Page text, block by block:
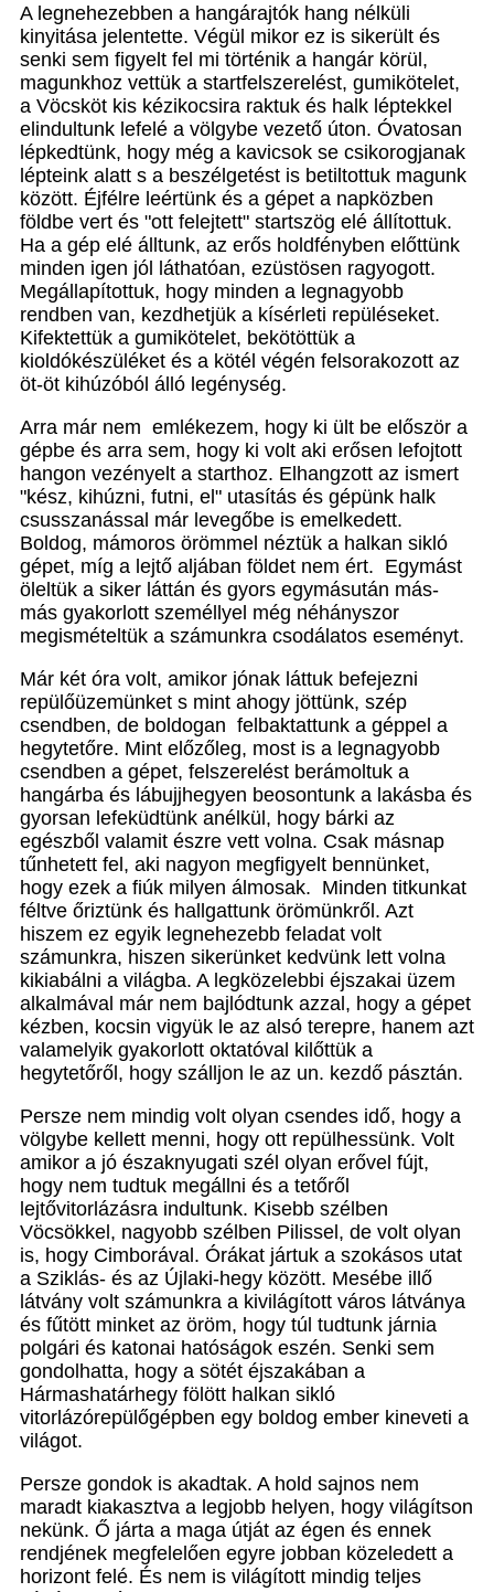
A legnehezebben a hangárajtók hang nélküli
kinyitása jelentette. Végül mikor ez is sikerült és
senki sem figyelt fel mi történik a hangár körül,
magunkhoz vettük a startfelszerelést, gumikötelet,
a Vöcsköt kis kézikocsira raktuk és halk léptekkel
elindultunk lefelé a völgybe vezető úton. Óvatosan
lépkedtünk, hogy még a kavicsok se csikorogjanak
lépteink alatt s a beszélgetést is betiltottuk magunk
között. Éjfélre leértünk és a gépet a napközben
földbe vert és "ott felejtett" startszög elé állítottuk.
Ha a gép elé álltunk, az erős holdfényben előttünk
minden igen jól láthatóan, ezüstösen ragyogott.
Megállapítottuk, hogy minden a legnagyobb
rendben van, kezdhetjük a kísérleti repüléseket.
Kifektettük a gumikötelet, bekötöttük a
kioldókészüléket és a kötél végén felsorakozott az
öt-öt kihúzóból álló legénység.
Arra már nem emlékezem, hogy ki ült be először a
gépbe és arra sem, hogy ki volt aki erősen lefojtott
hangon vezényelt a starthoz. Elhangzott az ismert
"kész, kihúzni, futni, el" utasítás és gépünk halk
csusszanással már levegőbe is emelkedett.
Boldog, mámoros örömmel néztük a halkan sikló
gépet, míg a lejtő aljában földet nem ért. Egymást
öleltük a siker láttán és gyors egymásután más-
más gyakorlott személlyel még néhányszor
megismételtük a számunkra csodálatos eseményt.
Már két óra volt, amikor jónak láttuk befejezni
repülőüzemünket s mint ahogy jöttünk, szép
csendben, de boldogan felbaktattunk a géppel a
hegytetőre. Mint előzőleg, most is a legnagyobb
csendben a gépet, felszerelést berámoltuk a
hangárba és lábujjhegyen beosontunk a lakásba és
gyorsan lefeküdtünk anélkül, hogy bárki az
egészből valamit észre vett volna. Csak másnap
tűnhetett fel, aki nagyon megfigyelt bennünket,
hogy ezek a fiúk milyen álmosak. Minden titkunkat
féltve őriztünk és hallgattunk örömünkről. Azt
hiszem ez egyik legnehezebb feladat volt
számunkra, hiszen sikerünket kedvünk lett volna
kikiabálni a világba. A legközelebbi éjszakai üzem
alkalmával már nem bajlódtunk azzal, hogy a gépet
kézben, kocsin vigyük le az alsó terepre, hanem azt
valamelyik gyakorlott oktatóval kilőttük a
hegytetőről, hogy szálljon le az un. kezdő pásztán.
Persze nem mindig volt olyan csendes idő, hogy a
völgybe kellett menni, hogy ott repülhessünk. Volt
amikor a jó északnyugati szél olyan erővel fújt,
hogy nem tudtuk megállni és a tetőről
lejtővitorlázásra indultunk. Kisebb szélben
Vöcsökkel, nagyobb szélben Pilissel, de volt olyan
is, hogy Cimborával. Órákat jártuk a szokásos utat
a Sziklás- és az Újlaki-hegy között. Mesébe illő
látvány volt számunkra a kivilágított város látványa
és fűtött minket az öröm, hogy túl tudtunk járnia
polgári és katonai hatóságok eszén. Senki sem
gondolhatta, hogy a sötét éjszakában a
Hármashatárhegy fölött halkan sikló
vitorlázórepülőgépben egy boldog ember kineveti a
világot.
Persze gondok is akadtak. A hold sajnos nem
maradt kiakasztva a legjobb helyen, hogy világítson
nekünk. Ő járta a maga útját az égen és ennek
rendjének megfelelően egyre jobban közeledett a
horizont felé. És nem is világított mindig teljes